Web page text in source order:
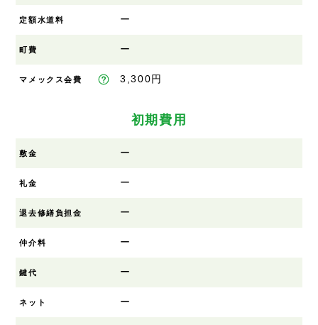
定額水道料 ー
町費 ー
マメックス会費 3,300円
初期費用
敷金 ー
礼金 ー
退去修繕負担金 ー
仲介料 ー
鍵代 ー
ネット ー